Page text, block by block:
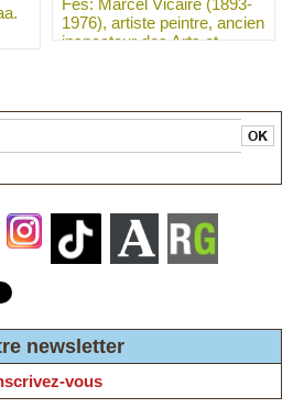
Fès: Marcel Vicaire (1893-
1976), artiste peintre, ancien
inspecteur des Arts et
newsletter
vous